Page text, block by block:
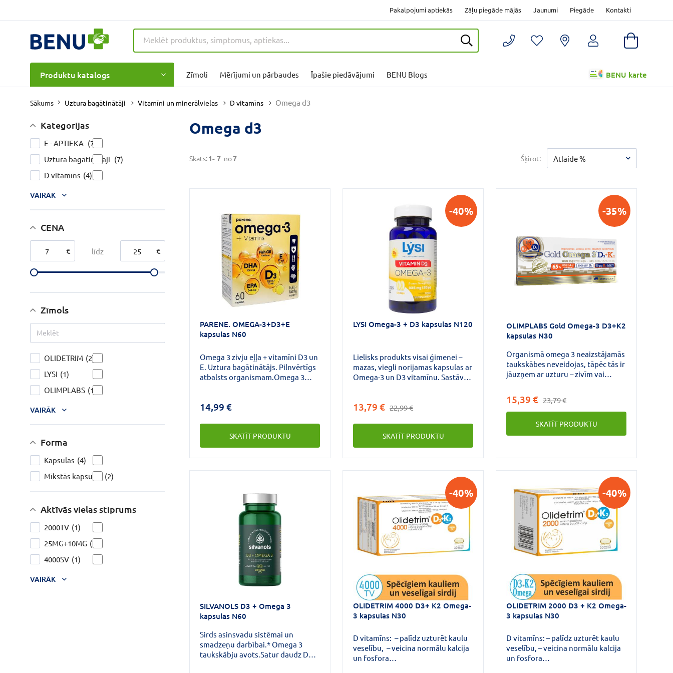
Pakalpojumi aptiekās Zāļu piegāde mājās Jaunumi Piegāde Kontakti
Produktu katalogs Zīmoli Mērījumi un pārbaudes Īpašie piedāvājumi BENU Blogs BENU karte
Sākums Uztura bagātinātāji Vitamīni un minerālvielas D vitamīns Omega d3
Kategorijas
E - APTIEKA (7)
Uztura bagātinātāji (7)
D vitamīns (4)
VAIRĀK
CENA
€ līdz €
Zīmols
OLIDETRIM (2)
LYSI (1)
OLIMPLABS (1)
VAIRĀK
Forma
Kapsulas (4)
Mīkstās kapsulas
(2)
Aktīvās vielas stiprums
2000TV (1)
25MG+10MG (1)
4000SV (1)
VAIRĀK
Omega d3
Skats:1- 7 no7 Šķirot: Atlaide %
PARENE. OMEGA-3+D3+E
kapsulas N60
Omega 3 zivju eļļa + vitamīni D3 un
E. Uztura bagātinātājs. Pilnvērtīgs
atbalsts organismam.Omega 3
14,99 €
SKATĪT PRODUKTU
-40%
LYSI Omega-3 + D3 kapsulas N120
Lielisks produkts visai ģimenei –
mazas, viegli norijamas kapsulas ar
Omega-3 un D3 vitamīnu. Sastāvā
un palīdz uzturēt kaulu un zobu
13,79 € 22,99 €
SKATĪT PRODUKTU
-35%
OLIMPLABS Gold Omega-3 D3+K2
kapsulas N30
Organismā omega 3 neaizstājamās
taukskābes neveidojas, tāpēc tās ir
jāuzņem ar uzturu – zivīm vai
uzturā irnepieciešamas vispārējai
veselībai, normālai un pilnvērtīgai
organisma darbībai.
15,39 € 23,79 €
SKATĪT PRODUKTU
SILVANOLS D3 + Omega 3
kapsulas N60
Sirds asinsvadu sistēmai un
smadzeņu darbībai.* Omega 3
taukskābju avots.Satur daudz D
-40%
OLIDETRIM 4000 D3+ K2 Omega-
3 kapsulas N30
D vitamīns: – palīdz uzturēt kaulu
veselību, – veicina normālu kalcija
un fosfora
-40%
OLIDETRIM 2000 D3 + K2 Omega-
3 kapsulas N30
D vitamīns: – palīdz uzturēt kaulu
veselību, – veicina normālu kalcija
un fosfora